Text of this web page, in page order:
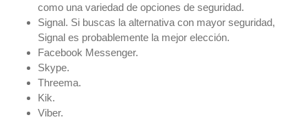
como una variedad de opciones de seguridad.
Signal. Si buscas la alternativa con mayor seguridad,
Signal es probablemente la mejor elección.
Facebook Messenger.
Skype.
Threema.
Kik.
Viber.